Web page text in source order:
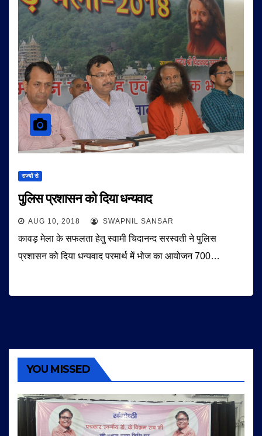
राज्यों से
पुलिस प्रशासन को दिया धन्यवाद
AUG 10, 2018 SWAPNIL SANSAR
कावड़ मेला के सफलता हेतु स्वामी चिदानन्द सरस्वती ने पुलिस
प्रशासन को दिया धन्यवाद परमार्थ में भोज का आयोजन 700…
YOU MISSED